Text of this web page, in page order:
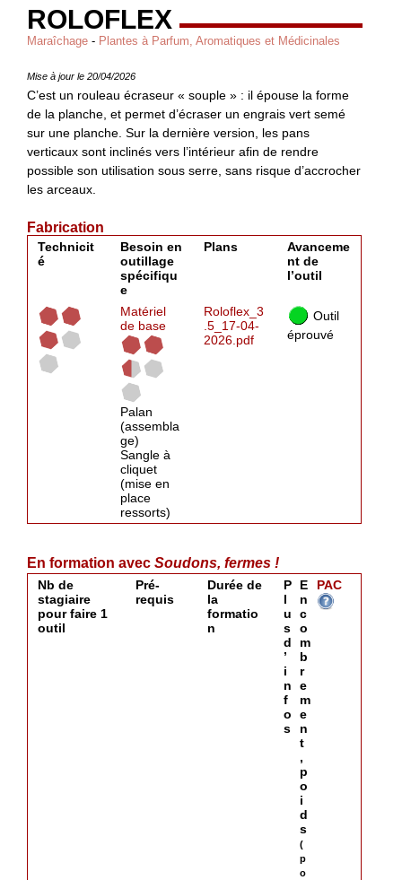
ROLOFLEX
Maraîchage - Plantes à Parfum, Aromatiques et Médicinales
Mise à jour le 20/04/2026
C’est un rouleau écraseur « souple » : il épouse la forme
de la planche, et permet d’écraser un engrais vert semé
sur une planche. Sur la dernière version, les pans
verticaux sont inclinés vers l’intérieur afin de rendre
possible son utilisation sous serre, sans risque d’accrocher
les arceaux.
Fabrication
Technicit
é
Besoin en
outillage
spécifiqu
e
Plans
Avanceme
nt de
l’outil
Matériel
de base
Palan
(assembla
ge)
Sangle à
cliquet
(mise en
place
ressorts)
Roloflex_3
.5_17-04-
2026.pdf
Outil
éprouvé
En formation avec Soudons, fermes !
Nb de
stagiaire
pour faire 1
outil
Pré-
requis
Durée de
la
formatio
n
P
l
u
s
d
’
i
n
f
o
s
E
n
c
o
m
b
r
e
m
e
n
t
,
p
o
i
d
s
(
p
o
PAC